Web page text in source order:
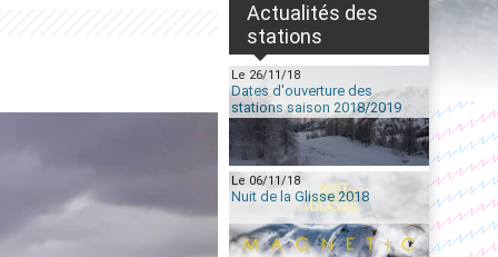
Actualités des
stations
Le 26/11/18
Dates d'ouverture des
stations saison 2018/2019
Le 06/11/18
Nuit de la Glisse 2018